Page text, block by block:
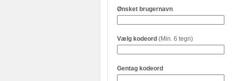
Ønsket brugernavn
Vælg kodeord (Min. 6 tegn)
Gentag kodeord